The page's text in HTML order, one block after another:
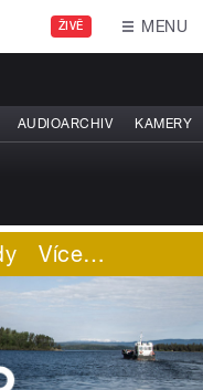
ŽIVĚ MENU
AUDIOARCHIV KAMERY
Více…